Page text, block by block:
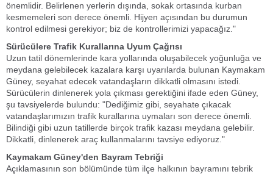
önemlidir. Belirlenen yerlerin dışında, sokak ortasında kurban
kesmemeleri son derece önemli. Hijyen açısından bu durumun
kontrol edilmesi gerekiyor; biz de kontrollerimizi yapacağız."
Sürücülere Trafik Kurallarına Uyum Çağrısı
Uzun tatil dönemlerinde kara yollarında oluşabilecek yoğunluğa ve
meydana gelebilecek kazalara karşı uyarılarda bulunan Kaymakam
Güney, seyahat edecek vatandaşların dikkatli olmasını istedi.
Sürücülerin dinlenerek yola çıkması gerektiğini ifade eden Güney,
şu tavsiyelerde bulundu: "Dediğimiz gibi, seyahate çıkacak
vatandaşlarımızın trafik kurallarına uymaları son derece önemli.
Bilindiği gibi uzun tatillerde birçok trafik kazası meydana gelebilir.
Dikkatli, dinlenerek araç kullanmalarını tavsiye ediyoruz."
Kaymakam Güney'den Bayram Tebriği
Açıklamasının son bölümünde tüm ilçe halkının bayramını tebrik